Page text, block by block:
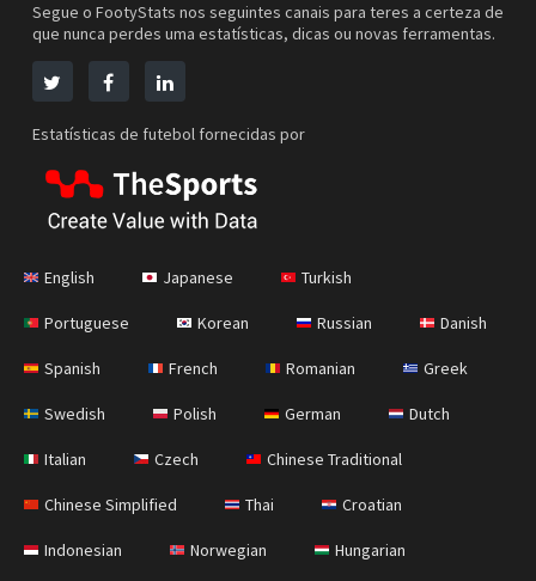
Segue o FootyStats nos seguintes canais para teres a certeza de
que nunca perdes uma estatísticas, dicas ou novas ferramentas.
Estatísticas de futebol fornecidas por
English Japanese Turkish
Portuguese Korean Russian Danish
Spanish French Romanian Greek
Swedish Polish German Dutch
Italian Czech Chinese Traditional
Chinese Simplified Thai Croatian
Indonesian Norwegian Hungarian